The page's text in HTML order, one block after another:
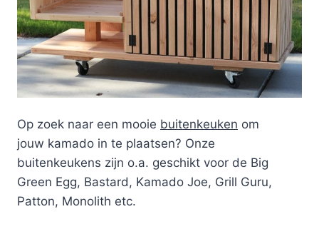
Op zoek naar een mooie buitenkeuken om
jouw kamado in te plaatsen? Onze
buitenkeukens zijn o.a. geschikt voor de Big
Green Egg, Bastard, Kamado Joe, Grill Guru,
Patton, Monolith etc.